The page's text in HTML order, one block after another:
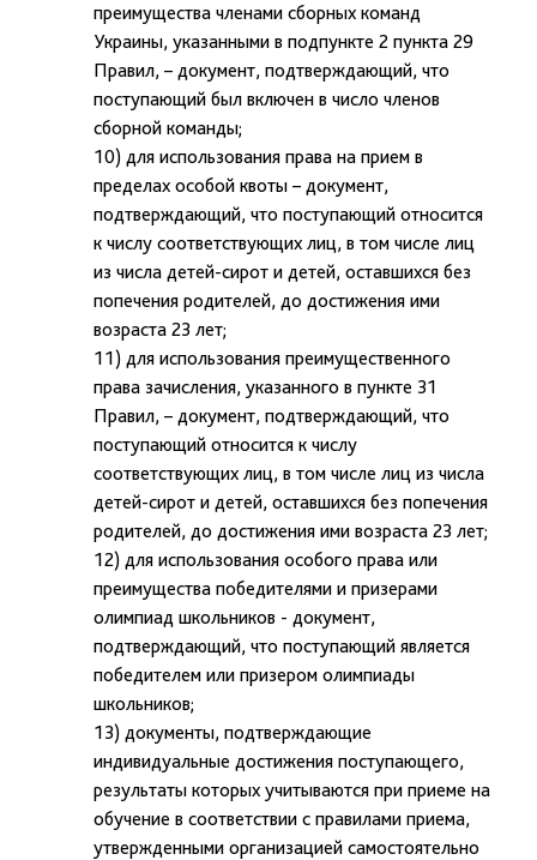
преимущества членами сборных команд
Украины, указанными в подпункте 2 пункта 29
Правил, – документ, подтверждающий, что
поступающий был включен в число членов
сборной команды;
10) для использования права на прием в
пределах особой квоты – документ,
подтверждающий, что поступающий относится
к числу соответствующих лиц, в том числе лиц
из числа детей-сирот и детей, оставшихся без
попечения родителей, до достижения ими
возраста 23 лет;
11) для использования преимущественного
права зачисления, указанного в пункте 31
Правил, – документ, подтверждающий, что
поступающий относится к числу
соответствующих лиц, в том числе лиц из числа
детей-сирот и детей, оставшихся без попечения
родителей, до достижения ими возраста 23 лет;
12) для использования особого права или
преимущества победителями и призерами
олимпиад школьников - документ,
подтверждающий, что поступающий является
победителем или призером олимпиады
школьников;
13) документы, подтверждающие
индивидуальные достижения поступающего,
результаты которых учитываются при приеме на
обучение в соответствии с правилами приема,
утвержденными организацией самостоятельно